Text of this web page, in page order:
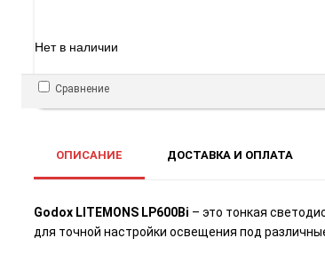
Нет в наличии
Сравнение
ОПИСАНИЕ ДОСТАВКА И ОПЛАТА
Godox LITEMONS LP600Bi – это тонкая
для точной настройки освещения под